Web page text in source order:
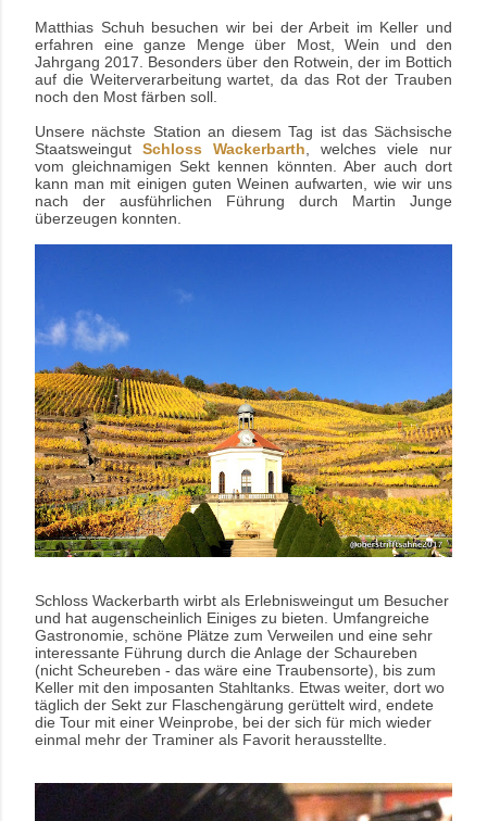
Matthias Schuh besuchen wir bei der Arbeit im Keller und
erfahren eine ganze Menge über Most, Wein und den
Jahrgang 2017. Besonders über den Rotwein, der im Bottich
auf die Weiterverarbeitung wartet, da das Rot der Trauben
noch den Most färben soll.
Unsere nächste Station an diesem Tag ist das Sächsische
Staatsweingut Schloss Wackerbarth , welches viele nur
vom gleichnamigen Sekt kennen könnten. Aber auch dort
kann man mit einigen guten Weinen aufwarten, wie wir uns
nach der ausführlichen Führung durch Martin Junge
überzeugen konnten.
Schloss Wackerbarth wirbt als Erlebnisweingut um Besucher
und hat augenscheinlich Einiges zu bieten. Umfangreiche
Gastronomie, schöne Plätze zum Verweilen und eine sehr
interessante Führung durch die Anlage der Schaureben
(nicht Scheureben - das wäre eine Traubensorte), bis zum
Keller mit den imposanten Stahltanks. Etwas weiter, dort wo
täglich der Sekt zur Flaschengärung gerüttelt wird, endete
die Tour mit einer Weinprobe, bei der sich für mich wieder
einmal mehr der Traminer als Favorit herausstellte.